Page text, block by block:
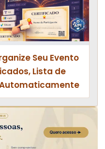
Seu Evento
Lista de